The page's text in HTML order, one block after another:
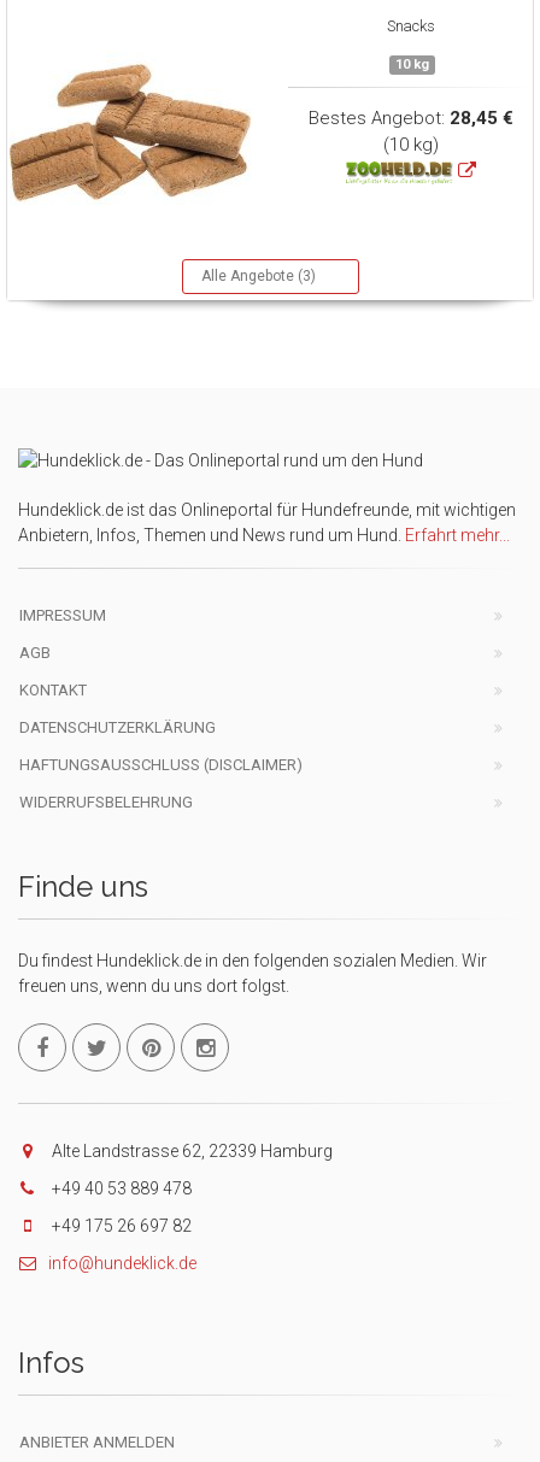
Snacks
10 kg
Bestes Angebot: 28,45 €
(10 kg)
Alle Angebote (3)
Hundeklick.de ist das Onlineportal für Hundefreunde, mit wichtigen
Anbietern, Infos, Themen und News rund um Hund. Erfahrt mehr...
IMPRESSUM
AGB
KONTAKT
DATENSCHUTZERKLÄRUNG
HAFTUNGSAUSSCHLUSS (DISCLAIMER)
WIDERRUFSBELEHRUNG
Finde uns
Du findest Hundeklick.de in den folgenden sozialen Medien. Wir
freuen uns, wenn du uns dort folgst.
Alte Landstrasse 62, 22339 Hamburg
+49 40 53 889 478
+49 175 26 697 82
info@hundeklick.de
Infos
ANBIETER ANMELDEN